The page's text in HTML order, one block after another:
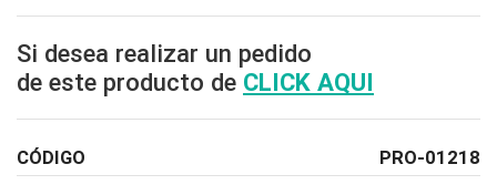
Si desea realizar un pedido
de este producto de CLICK AQUI
CÓDIGO PRO-01218